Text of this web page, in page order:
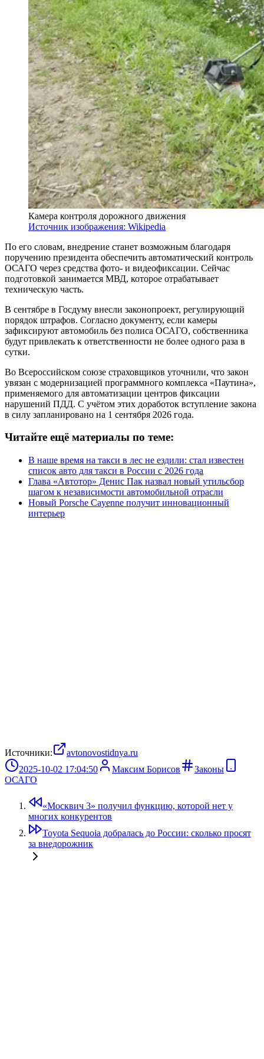
Камера контроля дорожного движения
Источник изображения: Wikipedia
По его словам, внедрение станет возможным благодаря
поручению президента обеспечить автоматический контроль
ОСАГО через средства фото- и видеофиксации. Сейчас
подготовкой занимается МВД, которое отрабатывает
техническую часть.
В сентябре в Госдуму внесли законопроект, регулирующий
порядок штрафов. Согласно документу, если камеры
зафиксируют автомобиль без полиса ОСАГО, собственника
будут привлекать к ответственности не более одного раза в
сутки.
Во Всероссийском союзе страховщиков уточнили, что закон
увязан с модернизацией программного комплекса «Паутина»,
применяемого для автоматизации центров фиксации
нарушений ПДД. С учётом этих доработок вступление закона
в силу запланировано на 1 сентября 2026 года.
Читайте ещё материалы по теме:
В наше время на такси в лес не ездили: стал известен
список авто для такси в России с 2026 года
Глава «Автотор» Денис Пак назвал новый утильсбор
шагом к независимости автомобильной отрасли
Новый Porsche Cayenne получит инновационный
интерьер
Источники:
avtonovostidnya.ru
2025-10-02 17:04:50
Максим Борисов
Законы
ОСАГО
«Москвич 3» получил функцию, которой нет у
многих конкурентов
Toyota Sequoia добралась до России: сколько просят
за внедорожник